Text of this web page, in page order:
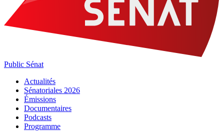
Public Sénat
Actualités
Sénatoriales 2026
Émissions
Documentaires
Podcasts
Programme